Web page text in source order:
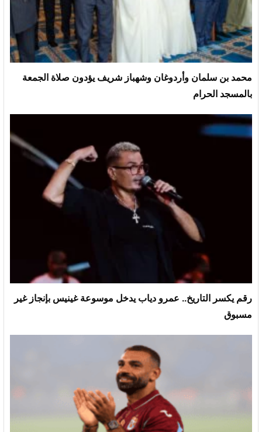
محمد بن سلمان وأردوغان وشهباز شريف يؤدون صلاة الجمعة
بالمسجد الحرام
رقم يكسر التاريخ.. عمرو دياب يدخل موسوعة غينيس بإنجاز غير
مسبوق